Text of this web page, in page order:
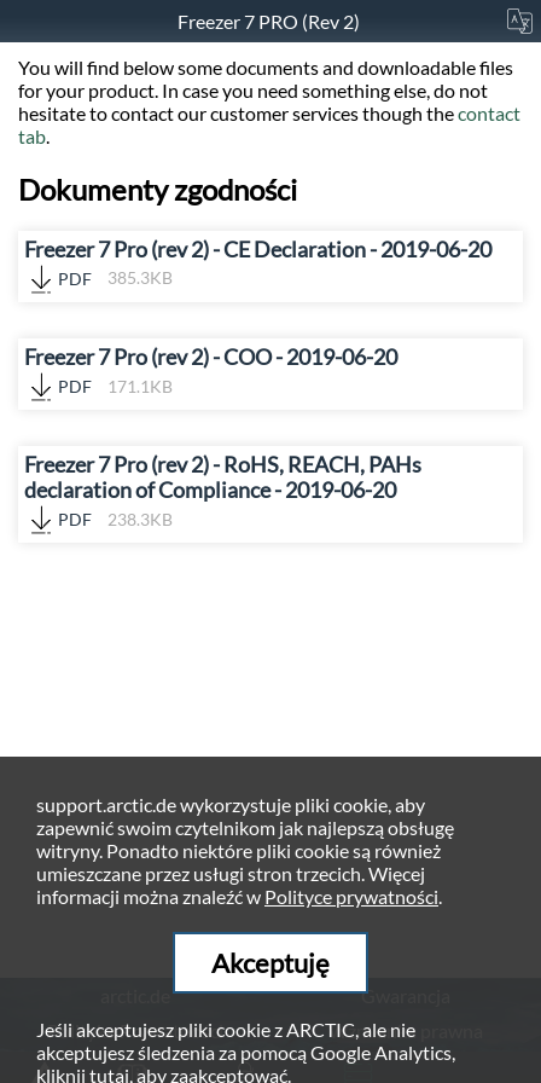
Freezer 7 PRO (Rev 2)
You will find below some documents and downloadable files
for your product. In case you need something else, do not
hesitate to contact our customer services though thecontact
tab.
Dokumenty zgodności
Freezer 7 Pro (rev 2) - CE Declaration - 2019-06-20
PDF 385.3KB
Freezer 7 Pro (rev 2) - COO - 2019-06-20
PDF 171.1KB
Freezer 7 Pro (rev 2) - RoHS, REACH, PAHs
declaration of Compliance - 2019-06-20
PDF 238.3KB
Gwarancja
Polityka Prywatności
Wzmianka prawna
© ARCTIC (HK) Ltd. - 2026
support.arctic.de wykorzystuje pliki cookie, aby
zapewnić swoim czytelnikom jak najlepszą obsługę
witryny. Ponadto niektóre pliki cookie są również
umieszczane przez usługi stron trzecich. Więcej
informacji można znaleźć w Polityce prywatności.
Akceptuję
Jeśli akceptujesz pliki cookie z ARCTIC, ale nie
akceptujesz śledzenia za pomocą Google Analytics,
kliknij tutaj, aby zaakceptować.